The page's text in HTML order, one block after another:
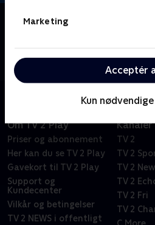
Marketing
Acceptér
Kun
Om Menneskekender
Mikkel Kryger er vært, når to
om en person uden at kende
Om TV 2 Play
Priser og abonnement
Her kan du se TV 2 Play
Gavekort til TV 2 Play
Support og
Kundecenter
Vilkår og betingelser
TV 2 NEWS i offentligt
Kanaler
TV 2
TV 2
TV 2
TV 2
TV 2 Fri
TV 2